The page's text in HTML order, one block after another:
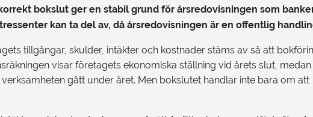
bokslut ger en stabil grund för årsredovisningen som
kan ta del av, då årsredovisningen är en offentlig
tillgångar, skulder, intäkter och kostnader stäms av så att
visar företagets ekonomiska ställning vid årets slut, medan
gått under året. Men bokslutet handlar inte bara om att